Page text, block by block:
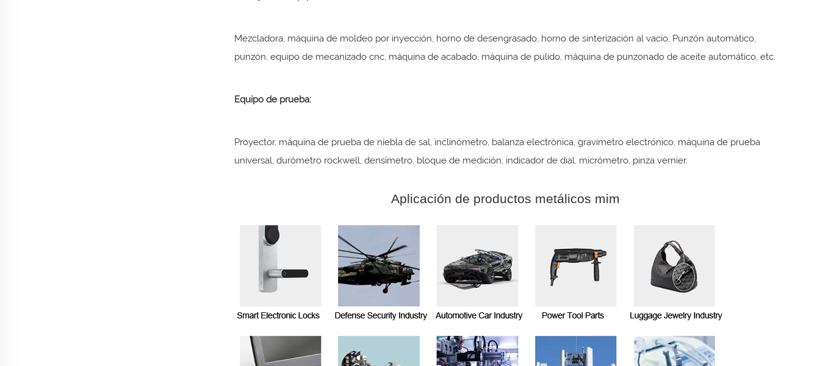
Mezcladora, máquina de moldeo por inyección, horno de desengrasado, horno de sinterización al vacío; Punzón automático,
punzón, equipo de mecanizado cnc, máquina de acabado, máquina de pulido, máquina de punzonado de aceite automático, etc.
Equipo de prueba:
Proyector, máquina de prueba de niebla de sal, inclinómetro, balanza electrónica, gravímetro electrónico, máquina de prueba
universal, durómetro rockwell, densímetro, bloque de medición, indicador de dial, micrómetro, pinza vernier.
Aplicación de productos metálicos mim